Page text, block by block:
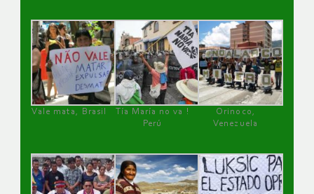
Vale mata, Brasil
Tía María no va !
Perú
Orinoco,
Venezuela